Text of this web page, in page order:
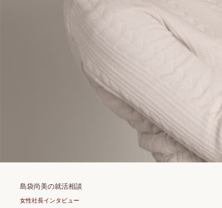
島袋尚美の就活相談
女性社長インタビュー